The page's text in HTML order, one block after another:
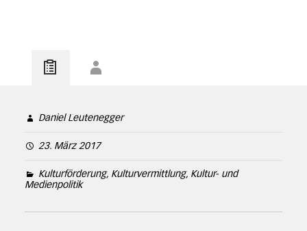
Daniel Leutenegger
23. März 2017
Kulturförderung, Kulturvermittlung, Kultur- und
Medienpolitik